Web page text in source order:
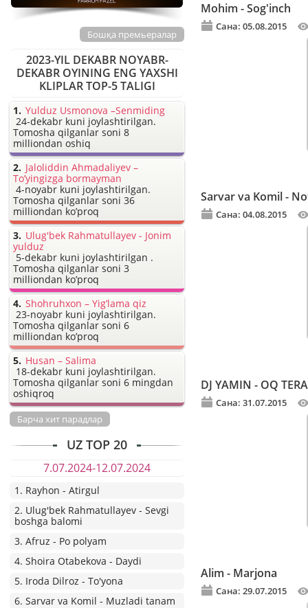
Mohim - Sog'inch
Сана: 05.08.2015
Sarvar va Komil -
Сана: 04.08.2015
DJ YAMIN - OQ
Сана: 31.07.2015
Alim - Marjona
Сана: 29.07.2015
Бошқа премьералар
2023-YIL DEKABR NOYABR-
DEKABR OYINING ENG YAXSHI
KLIPLAR TOP-5 TALIGI
Yulduz Usmonova –Senmiding
24-dekabr kuni joylashtirilgan.
Tomosha qilganlar soni 8
milliondan oshiq
Jaloliddin Ahmadaliyev –
To’yingizga bormayman
4-noyabr kuni joylashtirilgan.
Tomosha qilganlar soni 36
milliondan ko’proq
Ulug'bek Rahmatullayev - Jonim
yulduz
5-dekabr kuni joylashtirilgan .
Tomosha qilganlar soni 3
milliondan ko’proq
Shohruhxon – Yig’lama qiz
23-noyabr kuni joylashtirilgan.
Tomosha qilganlar soni 6
milliondan ko’proq
Husan – Salima
18-dekabr kuni joylashtirilgan.
Tomosha qilganlar soni 6 mingdan
oshiqroq
Барча хит парадлар
UZ TOP 20
7.07.2024-12.07.2024
1. Rayhon - Atirgul
2. Ulug'bek Rahmatullayev - Sevgi
boshga balomi
3. Afruz - Po polyam
4. Shoira Otabekova - Daydi
5. Iroda Dilroz - To'yona
6. Sarvar va Komil - Muzladi tanam